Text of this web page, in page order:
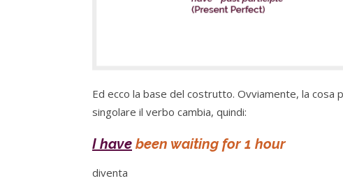
Ed ecco la base del costrutto. Ovviamente, la
singolare il verbo cambia, quindi:
I have been waiting for 1 hour
diventa